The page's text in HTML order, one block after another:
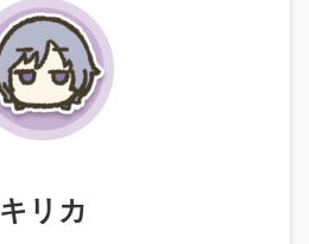
キリカ